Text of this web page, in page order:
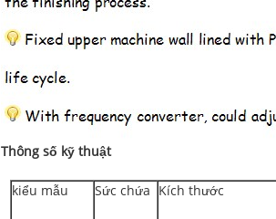
Thông số kỹ thuật
kiểu mẫu Sức chứa Kích thước